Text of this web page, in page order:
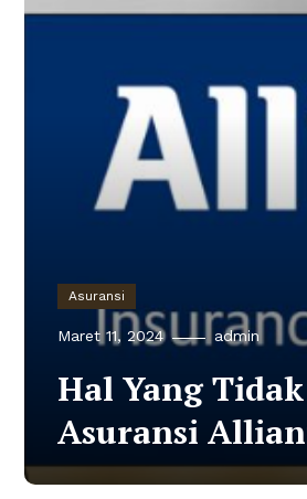
Asuransi
Maret 11, 2024 admin
Hal Yang
Asuransi